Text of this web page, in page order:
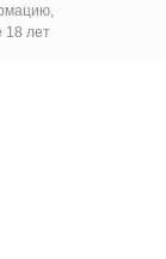
18 лет